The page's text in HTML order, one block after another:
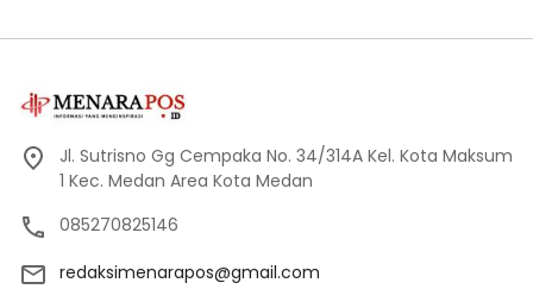
Jl. Sutrisno Gg Cempaka No. 34/314A Kel. Kota Maksum
1 Kec. Medan Area Kota Medan
085270825146
redaksimenarapos@gmail.com